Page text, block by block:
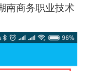
南商务职业技术